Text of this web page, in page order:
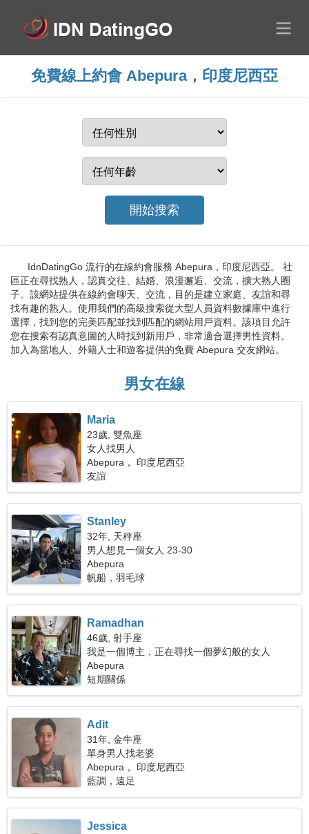
免費線上約會 Abepura，印度尼西亞
IdnDatingGo 流行的在線約會服務 Abepura，印度尼西亞。 社
區正在尋找熟人，認真交往、結婚、浪漫邂逅、交流，擴大熟人圈
子。該網站提供在線約會聊天、交流，目的是建立家庭、友誼和尋
找有趣的熟人。使用我們的高級搜索從大型人員資料數據庫中進行
選擇，找到您的完美匹配並找到匹配的網站用戶資料。該項目允許
您在搜索有認真意圖的人時找到新用戶，非常適合選擇男性資料。
加入為當地人、外籍人士和遊客提供的免費 Abepura 交友網站。
男女在線
Maria
23歲, 雙魚座
女人找男人
Abepura， 印度尼西亞
友誼
Stanley
32年, 天秤座
男人想見一個女人 23-30
Abepura
帆船，羽毛球
Ramadhan
46歲, 射手座
我是一個博主，正在尋找一個夢幻般的女人
Abepura
短期關係
Adit
31年, 金牛座
單身男人找老婆
Abepura， 印度尼西亞
藍調，遠足
Jessica